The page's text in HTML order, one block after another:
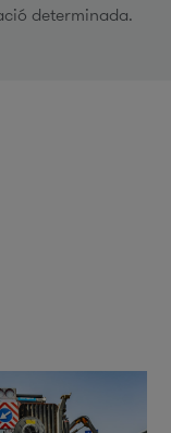
determinada.